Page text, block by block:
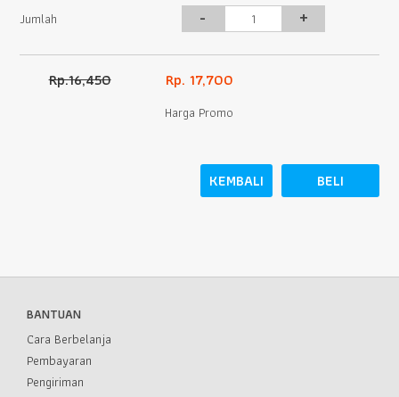
Jumlah
- +
Rp.16,450 Rp. 17,700
Harga Promo
BELI
KEMBALI
BANTUAN
Cara Berbelanja
Pembayaran
Pengiriman